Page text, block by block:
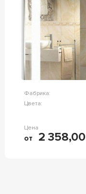
Фабрика:
Цвета:
Цена
от 2 358,00